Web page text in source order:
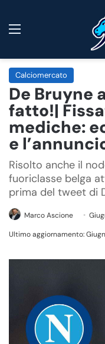
Calciomercato
De Bruyne
fatto!|
mediche:
e
Risolto anche il
fuoriclasse belga
prima del tweet di
Marco Ascione
Ultimo aggiornamento: